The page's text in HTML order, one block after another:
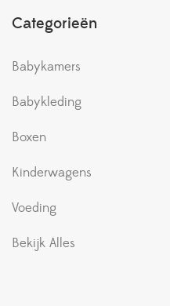
Categorieën
Babykamers
Babykleding
Boxen
Kinderwagens
Voeding
Bekijk Alles